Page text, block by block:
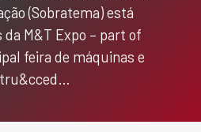
(Sobratema) está
M&T Expo – part of
feira de máquinas e